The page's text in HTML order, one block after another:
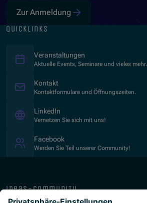
Zur Anmeldung
quicklinks
Veranstaltungen
Aktuelle Events, Seminare und vieles mehr.
Kontakt
Kontaktformulare und Öffnungszeiten.
LinkedIn
Vernetzen Sie sich mit uns!
Facebook(Öffnet in neuem Fenster)
Werden Sie Teil unserer Community!
ideas-community
über die isb